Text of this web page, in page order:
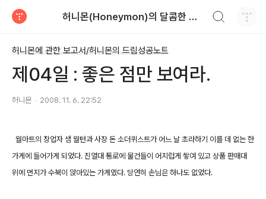
허니몬(Honeymon)의 달콤한 비행
허니몬에 관한 보고서/허니몬의 드림성공노트
제04일 : 좋은 점만 보여라.
허니몬 2008. 11. 6. 22:52
월마트의 창업자 샘 월턴과 사장 돈 소더퀴스트가 어느 날 초라하기 이를 데 없는 한
가게에 들어가게 되었다. 진열대 통로에 물건들이 어지럽게 쌓여 있고 상품 판매대
위에 먼지가 수북이 앉아있는 가게였다. 당연히 손님은 하나도 없었다.